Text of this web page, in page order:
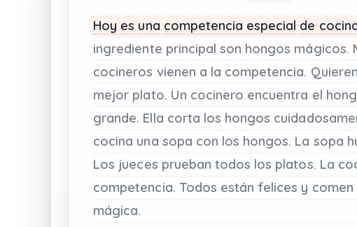
Hoy es una competencia especial de
ingrediente principalson hongos mágicos.
cocineros vienen a la competencia. Quieren
mejor plato. Un cocinero encuentra el
grande. Ella corta los hongos
cocina una sopa con los hongos. La sopa
Los jueces prueban todos los platos. La
competencia. Todos están felices y comen
mágica.